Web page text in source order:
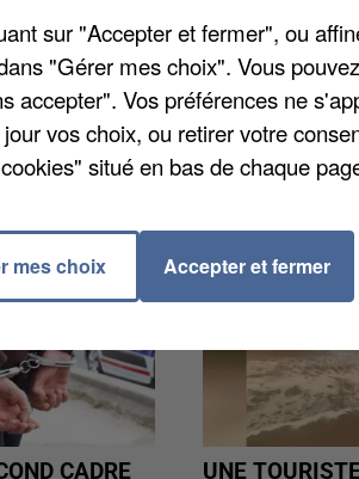
reconnu les faits.
CADRE
UNE
sur "Accepter et fermer", ou
"Gérer mes choix". Vous
accepter". Vos préférences ne
vos choix, ou retirer votre
situé en bas de chaque
mes choix Accepter et fermer